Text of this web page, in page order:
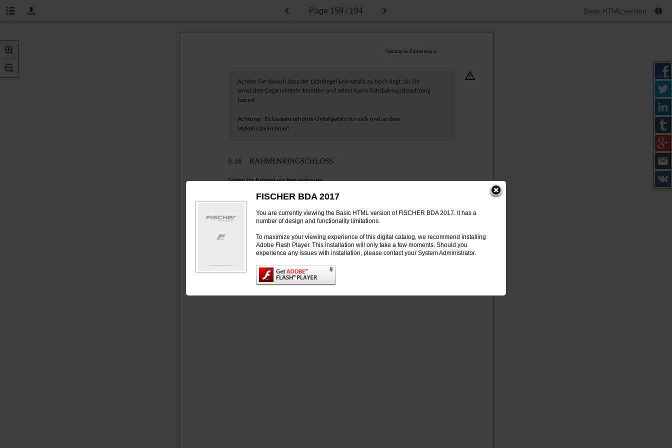
FISCHER BDA 2017
You are currently viewing the Basic HTML version of FISCHER BDA 2017. It has a
number of design and functionality limitations.
To maximize your viewing experience of this digital catalog, we recommend installing
Adobe Flash Player. This installation will only take a few moments. Should you
experience any issues with installation, please contact your System Administrator.
Page 159 / 194 Basic HTML version
Wartung & Einstellung 6
Achten Sie darauf, dass der Lichtkegel keinesfalls zu hoch liegt, da Sie
sonst den Gegenverkehr blenden und selbst kaum Fahrbahnausleuchtung
haben!
Achtung:
Es besteht erhöhte Unfallgefahr für sich und andere
Verkehrsteilnehmer!
6.16 RAHMENRINGSCHLOSS
Sofern Ihr Fahrrad ein fest verbautes
es mit zwei Schrauben direkt am
werden mit einem 8 mm Maul- oder
festgeschraubt. Um den Vorgang zu
erleichtern, empfehlen wir Ihnen
den einen sogenannten Steckschlüssel
zu verwenden.